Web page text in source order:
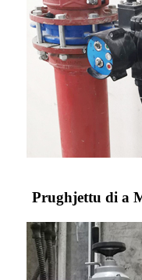
Prughjettu di a